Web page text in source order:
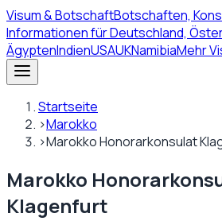
Visum& BotschaftBotschaften,
Informationen für Deutschland,
ÄgyptenIndienUSAUKNamibiaMehr
Startseite
›Marokko
›Marokko Honorarkonsulat
Marokko
Klagenfurt